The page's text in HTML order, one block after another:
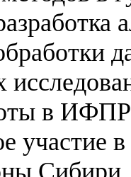
в
участие